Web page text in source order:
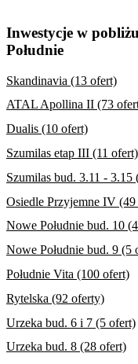
Inwestycje w
Południe
Skandinavia (13 ofert)
ATAL Apollina II (73
Dualis (10 ofert)
Szumilas etap III (11 ofert)
Szumilas bud. 3.11 - 3.15
Osiedle Przyjemne IV
Nowe Południe bud. 10
Nowe Południe bud. 9 (5
Południe Vita (100 ofert)
Rytelska (92 oferty)
Urzeka bud. 6 i 7 (5 ofert)
Urzeka bud. 8 (28 ofert)